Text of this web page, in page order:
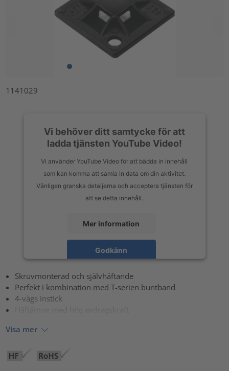
1141029
Vi behöver ditt samtycke för att
ladda tjänsten YouTube Video!
Vi använder YouTube Video för att bädda in innehåll
som kan komma att samla in data om din aktivitet.
Vänligen granska detaljerna och acceptera tjänsten för
att se detta innehåll.
Mer information
Godkänn
Skruvmonterad och självhäftande
Perfekt i kombination med T-serien buntband
4-vägs instick
Häftämne med hög avdragskraft
Visa mer